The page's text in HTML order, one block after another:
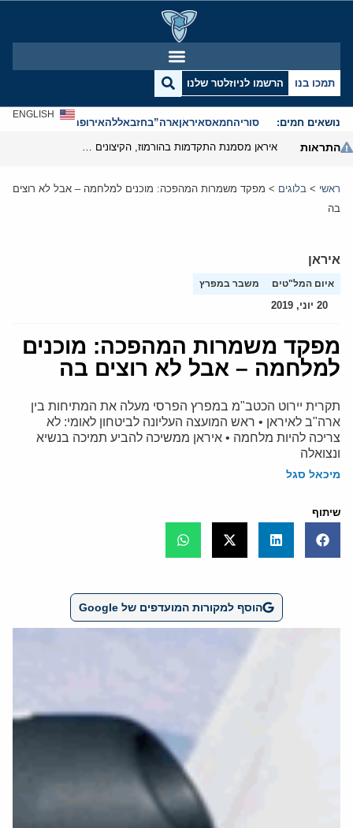
תמכו בנו הרשמו לניוזלטר שלנו
נושאים חמים: סוריהחמאסאיראןארה”בחזבאללהאירופהאנטישמיות
ENGLISH
התראות
ראשי > בלוגים > מפקד משמרות המהפכה: מוכנים למלחמה – אבל לא רוצים
בה
איראן
איום המל"טים משבר במפרץ
20 יוני, 2019
מפקד משמרות המהפכה: מוכנים
למלחמה – אבל לא רוצים בה
תקרית יירוט הכטב"מ במפרץ הפרסי מעלה את המתיחות בין
ארה"ב לאיראן • ראש המועצה העליונה לביטחון לאומי: לא
צריכה להיות מלחמה • איראן ממשיכה להביע תמיכה בנשיא
ונצואלה
מיכאל סגל
שיתוף
הוסף למקורות המועדפים של Google